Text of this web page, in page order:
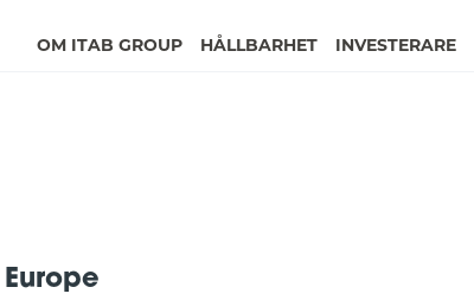
OM ITAB GROUP HÅLLBARHET INVESTERARE